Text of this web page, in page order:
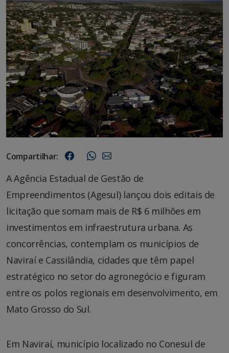
Compartilhar:
A Agência Estadual de Gestão de
Empreendimentos (Agesul) lançou dois editais de
licitação que somam mais de R$ 6 milhões em
investimentos em infraestrutura urbana. As
concorrências, contemplam os municípios de
Naviraí e Cassilândia, cidades que têm papel
estratégico no setor do agronegócio e figuram
entre os polos regionais em desenvolvimento, em
Mato Grosso do Sul.
Em Naviraí, município localizado no Conesul de